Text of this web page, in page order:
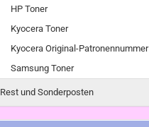
HP Toner
Kyocera Toner
Kyocera Original-Patronennummer
Samsung Toner
Rest und Sonderposten